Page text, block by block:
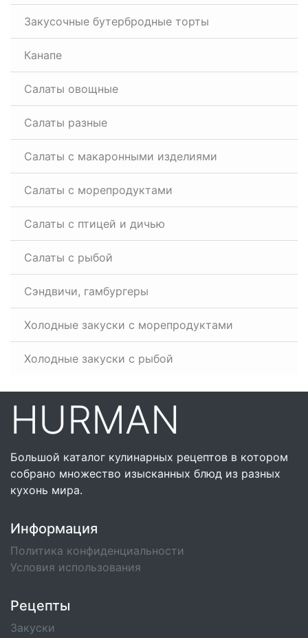
Закусочные бутербродные торты
Канапе
Салаты овощные
Салаты разные
Салаты с макаронными изделиями
Салаты с морепродуктами
Салаты с птицей и дичью
Салаты с рыбой
Сэндвичи, гамбургеры
Холодные закуски с морепродуктами
Холодные закуски с рыбой
HURMAN
Большой каталог кулинарных рецептов в котором
собрано множество изысканных блюд из разных
кухонь мира.
Информация
Политика конфиденциальности
Условия использования
Рецепты
Закуски